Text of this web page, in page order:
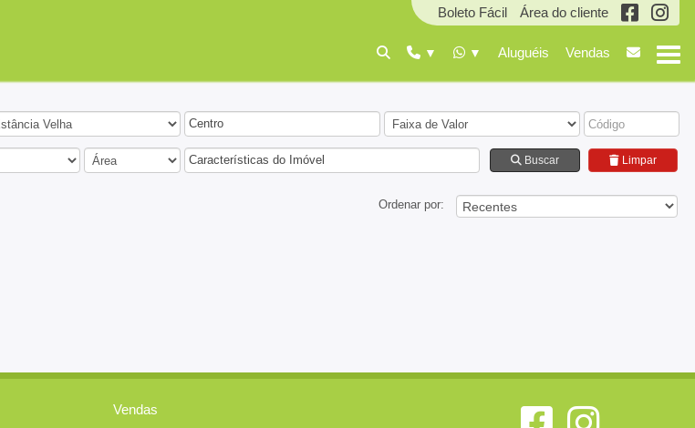
Boleto Fácil Área do cliente
Aluguéis Vendas
Centro
Características do Imóvel Buscar Limpar
Ordenar por:
Vendas